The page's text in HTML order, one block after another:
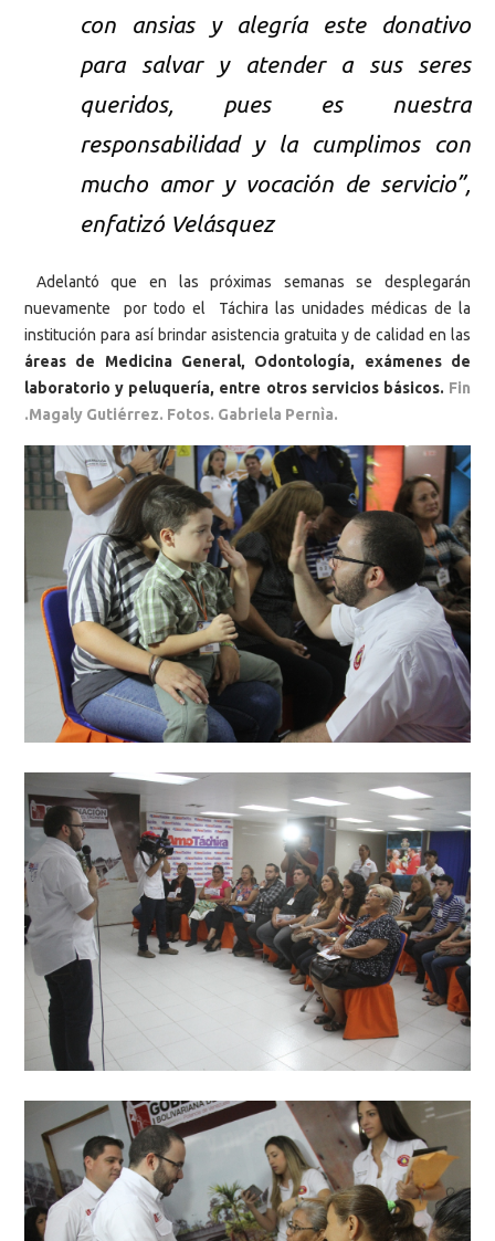
con ansias y alegría este donativo
para salvar y atender a sus seres
queridos, pues es nuestra
responsabilidad y la cumplimos con
mucho amor y vocación de servicio”,
enfatizó Velásquez
Adelantó que en las próximas semanas se desplegarán
nuevamente por todo el Táchira las unidades médicas de la
institución para así brindar asistencia gratuita y de calidad en las
áreas de Medicina General, Odontología, exámenes de
laboratorio y peluquería, entre otros servicios básicos. Fin
.Magaly Gutiérrez. Fotos. Gabriela Pernìa.